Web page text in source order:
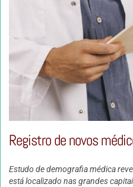
Registro de novos
Estudo de demografia médica
está localizado nas grandes